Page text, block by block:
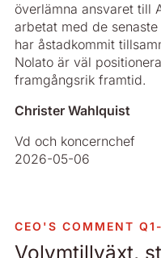
överlämna ansvaret till
arbetat med de
har åstadkommit
Nolato är väl
framgångsrik framtid.
Christer Wahlquist
Vd och koncernchef
2026-05-06
CEO'S COMMENT
Volymtillväxt,